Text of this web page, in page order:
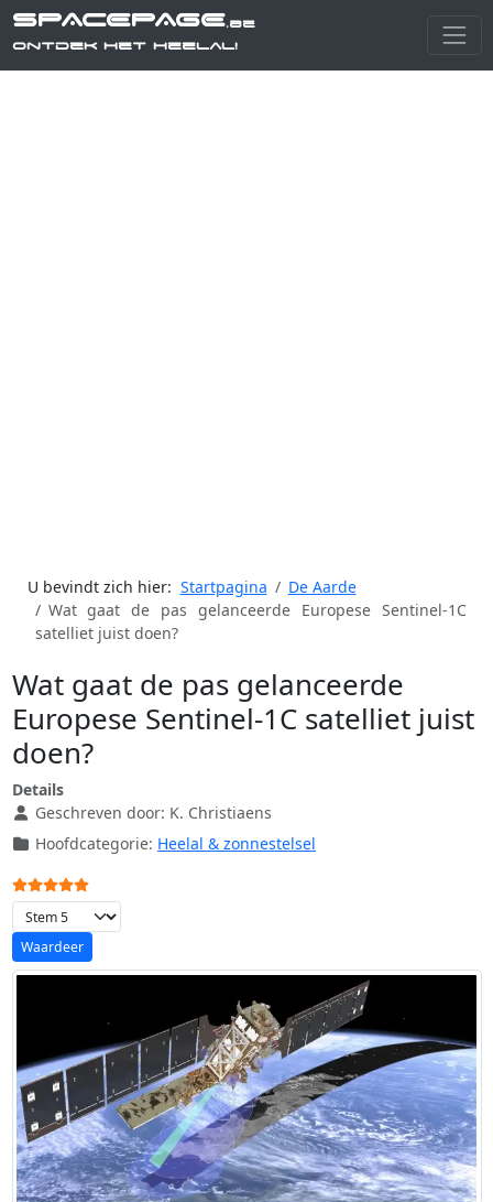
SPACEPAGE.be
Ontdek het heelal!
U bevindt zich hier: Startpagina
De Aarde
Wat gaat de pas gelanceerde Europese Sentinel-1C
satelliet juist doen?
Wat gaat de pas gelanceerde
Europese Sentinel-1C satelliet juist
doen?
Details
Geschreven door: K. Christiaens
Hoofdcategorie: Heelal & zonnestelsel
Gebruikerswaardering:
Voeg waardering toe